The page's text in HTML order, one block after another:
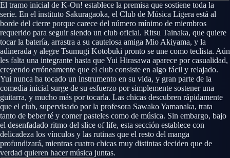
El tramo inicial de K-On! establece la premisa que sostiene toda la
serie. En el instituto Sakuragaoka, el Club de Música Ligera está al
borde del cierre porque carece del número mínimo de miembros
requerido para seguir siendo un club oficial. Ritsu Tainaka, que quiere
tocar la batería, arrastra a su cautelosa amiga Mio Akiyama, y la
adinerada y alegre Tsumugi Kotobuki pronto se une como teclista. Aún
les falta una integrante hasta que Yui Hirasawa aparece por casualidad,
creyendo erróneamente que el club consiste en algo fácil y relajado.
Yui nunca ha tocado un instrumento en su vida, y gran parte de la
comedia inicial surge de su esfuerzo por simplemente sostener una
guitarra, y mucho más por tocarla. Las chicas descubren rápidamente
que el club, supervisado por la profesora Sawako Yamanaka, trata
tanto de beber té y comer pasteles como de música. Sin embargo, bajo
el desenfadado ritmo del slice of life, esta sección establece con
delicadeza los vínculos y las rutinas que el resto del manga
profundizará, mientras cuatro chicas muy distintas deciden que de
verdad quieren hacer música juntas.